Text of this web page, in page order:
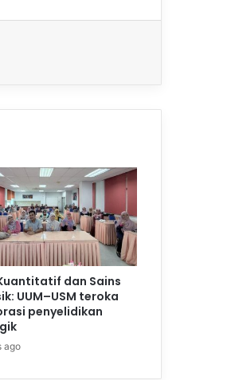
dan Sains
UUM–USM teroka
penyelidikan
ago